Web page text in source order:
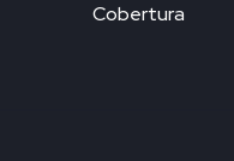
Cobertura